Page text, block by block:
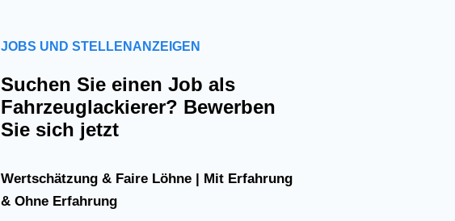
JOBS UND STELLENANZEIGEN
Suchen Sie einen Job als
Fahrzeuglackierer? Bewerben
Sie sich jetzt
Wertschätzung & Faire Löhne | Mit Erfahrung
& Ohne Erfahrung